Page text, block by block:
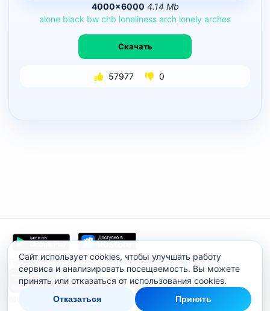
4000×6000 4.14 Mb
alone black bw chb loneliness arch lonely arches
Скачать
57977 0
Проект работает на инфраструктуре timeweb.cloud
Мобильное приложение
Сайт использует cookies, чтобы улучшать работу
сервиса и анализировать посещаемость. Вы можете
принять или отказаться от использования cookies.
Отказаться Принять